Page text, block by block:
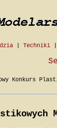
| Techniki|
Konkurs